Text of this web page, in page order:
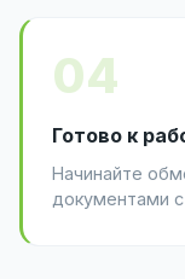
04
Готово к
Начинайте
документами